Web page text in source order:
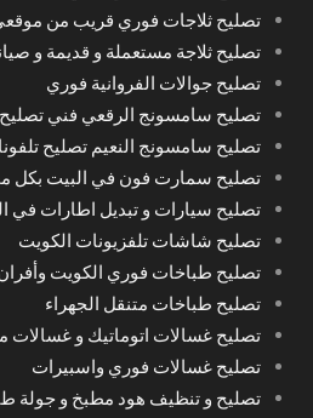
تصليح ثلاجات فوري قريب من
تصليح ثلاجة مستعملة و قديمة و
تصليح جوالات الفروانية فوري
تصليح سامسونج الرقعي فني تصليح
تصليح سامسونج النعيم تصليح
تصليح سمارت فون في البيت بكل
تصليح سيارات و تبديل اطارات في الكويت
تصليح شاشات تلفزيونات الكويت
تصليح طباخات فوري الكويت وأفران
تصليح طباخات متنقل الجهراء
تصليح غسالات اتوماتيك و غسالات
تصليح غسالات فوري واسبيرات
تصليح و تنظيف هود مطبخ و جولة